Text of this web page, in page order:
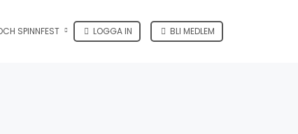
LOGGA IN BLI MEDLEM
SPINNFEST